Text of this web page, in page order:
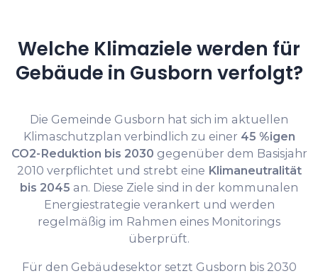
Welche Klimaziele werden für
Gebäude in Gusborn verfolgt?
Die Gemeinde Gusborn hat sich im aktuellen
Klimaschutzplan verbindlich zu einer 45 %igen
CO2-Reduktion bis 2030 gegenüber dem Basisjahr
2010 verpflichtet und strebt eine Klimaneutralität
bis 2045 an. Diese Ziele sind in der kommunalen
Energiestrategie verankert und werden
regelmäßig im Rahmen eines Monitorings
überprüft.
Für den Gebäudesektor setzt Gusborn bis 2030